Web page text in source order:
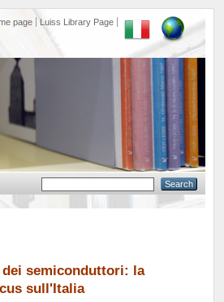
page Luiss Library Page
dei semiconduttori: la
sull'Italia